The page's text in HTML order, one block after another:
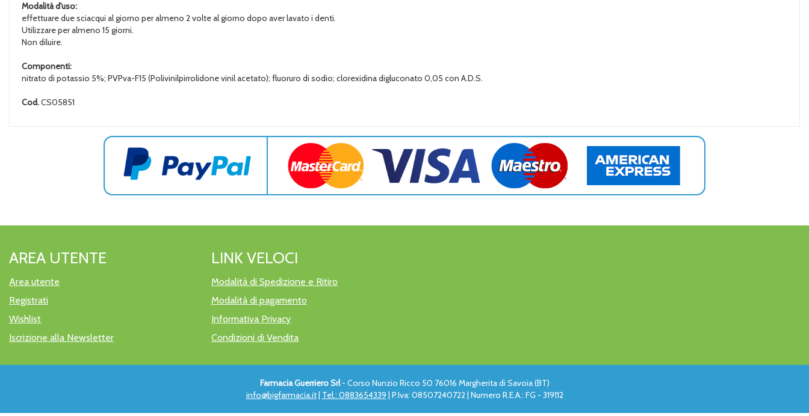
Modalità d'uso:
effettuare due sciacqui al giorno per almeno 2 volte al giorno dopo aver lavato i denti.
Utilizzare per almeno 15 giorni.
Non diluire.
Componenti:
nitrato di potassio 5%; PVPva-F15 (Polivinilpirrolidone vinil acetato); fluoruro di sodio; clorexidina digluconato 0,05 con A.D.S.
Cod.CS05851
AREA UTENTE
Area utente
Registrati
Wishlist
Iscrizione alla Newsletter
LINK VELOCI
Modalità di Spedizione e Ritiro
Modalità di pagamento
Informativa Privacy
Condizioni di Vendita
Farmacia Guerriero Srl- Corso Nunzio Ricco 50 76016 Margherita di Savoia (BT)
info@bigfarmacia.it| Tel.: 0883654339 | P.Iva: 08507240722 | Numero R.E.A.: FG - 319112